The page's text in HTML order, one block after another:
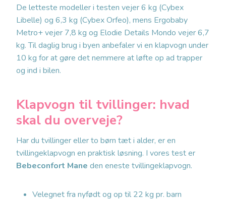
De letteste modeller i testen vejer 6 kg (Cybex
Libelle) og 6,3 kg (Cybex Orfeo), mens Ergobaby
Metro+ vejer 7,8 kg og Elodie Details Mondo vejer 6,7
kg. Til daglig brug i byen anbefaler vi en klapvogn under
10 kg for at gøre det nemmere at løfte op ad trapper
og ind i bilen.
Klapvogn til tvillinger: hvad
skal du overveje?
Har du tvillinger eller to børn tæt i alder, er en
tvillingeklapvogn en praktisk løsning. I vores test er
Bebeconfort Mane den eneste tvillingeklapvogn.
Velegnet fra nyfødt og op til 22 kg pr. barn